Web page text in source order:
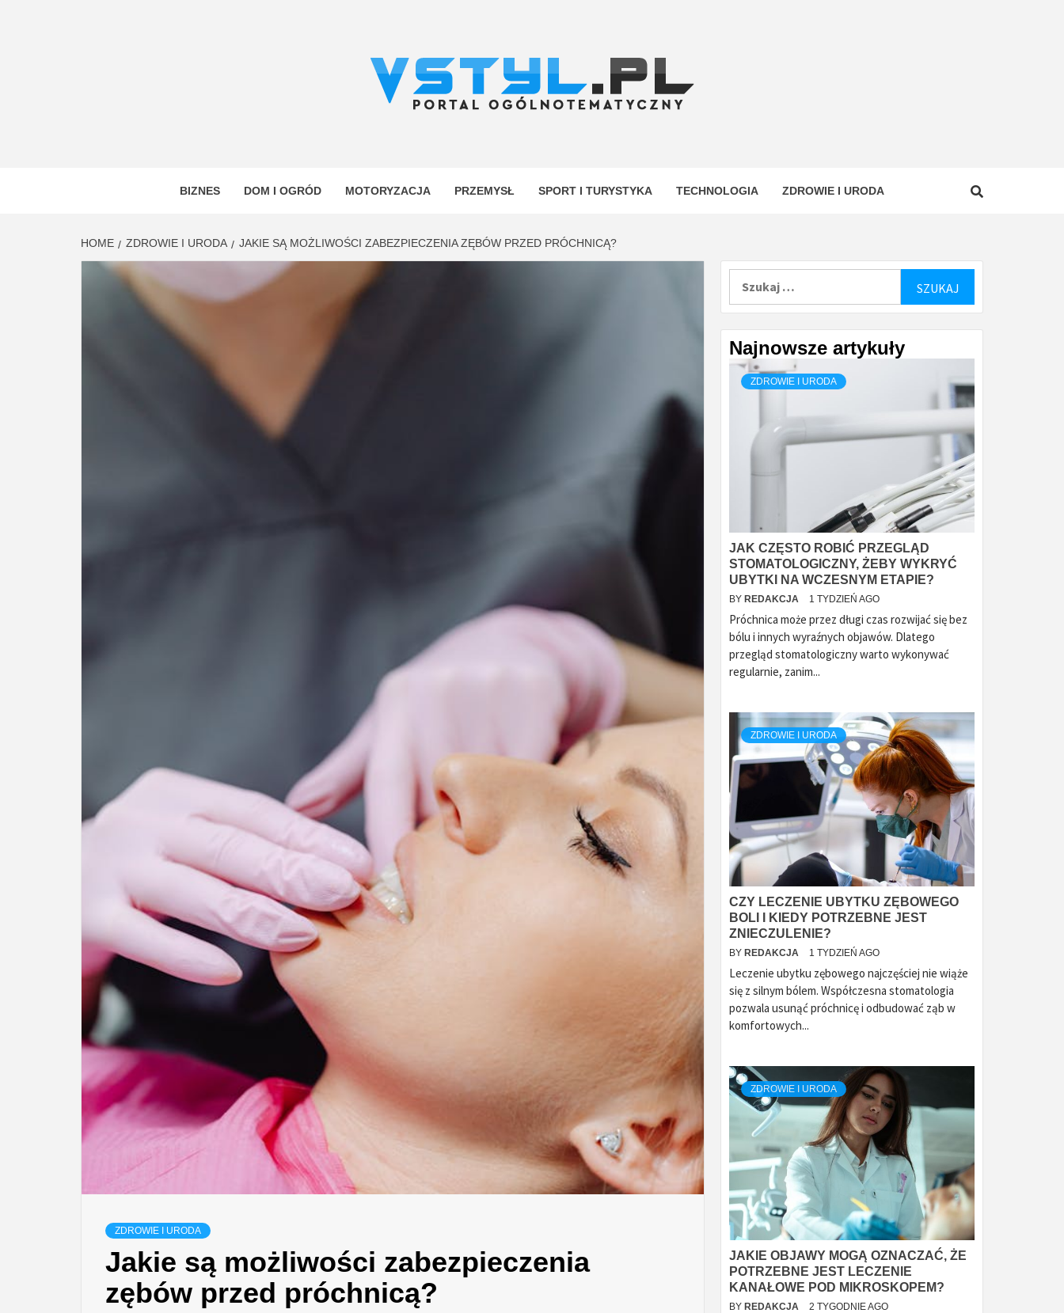
VSTYL.PL
BIZNES DOM I OGRÓD MOTORYZACJA PRZEMYSŁ SPORT I TURYSTYKA TECHNOLOGIA ZDROWIE I URODA
HOME ZDROWIE I URODA JAKIE SĄ MOŻLIWOŚCI ZABEZPIECZENIA ZĘBÓW PRZED PRÓCHNICĄ?
ZDROWIE I URODA
Jakie są możliwości zabezpieczenia
zębów przed próchnicą?
Najnowsze artykuły
ZDROWIE I URODA
JAK CZĘSTO ROBIĆ PRZEGLĄD
STOMATOLOGICZNY, ŻEBY WYKRYĆ
UBYTKI NA WCZESNYM ETAPIE?
BY REDAKCJA 1 TYDZIEŃ AGO
Próchnica może przez długi czas rozwijać się bez
bólu i innych wyraźnych objawów. Dlatego
przegląd stomatologiczny warto wykonywać
regularnie, zanim...
ZDROWIE I URODA
CZY LECZENIE UBYTKU ZĘBOWEGO
BOLI I KIEDY POTRZEBNE JEST
ZNIECZULENIE?
BY REDAKCJA 1 TYDZIEŃ AGO
Leczenie ubytku zębowego najczęściej nie wiąże
się z silnym bólem. Współczesna stomatologia
pozwala usunąć próchnicę i odbudować ząb w
komfortowych...
ZDROWIE I URODA
JAKIE OBJAWY MOGĄ OZNACZAĆ, ŻE
POTRZEBNE JEST LECZENIE
KANAŁOWE POD MIKROSKOPEM?
BY REDAKCJA 2 TYGODNIE AGO